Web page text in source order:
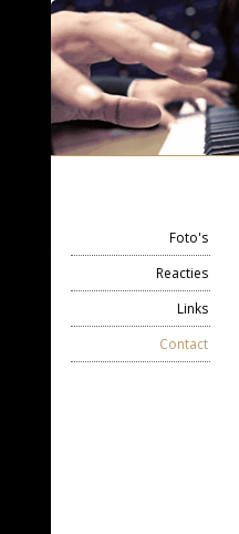
Foto's
Reacties
Links
Contact